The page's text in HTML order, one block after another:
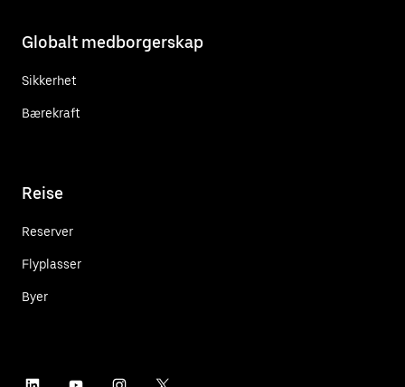
Globalt medborgerskap
Sikkerhet
Bærekraft
Reise
Reserver
Flyplasser
Byer